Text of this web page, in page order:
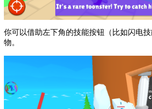
你可以借助左下角的技能按钮（比如闪电
物。